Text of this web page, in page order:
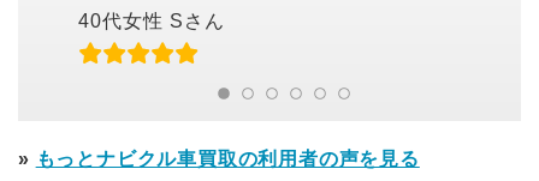
40代女性 Sさん
» もっとナビクル車買取の利用者の声を見る